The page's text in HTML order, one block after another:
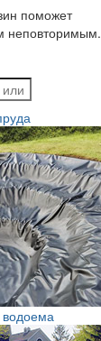
поможет
неповторимым.